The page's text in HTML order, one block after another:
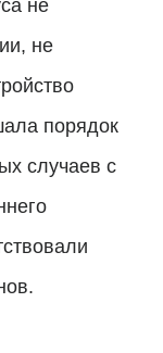
не
не
порядок
случаев с